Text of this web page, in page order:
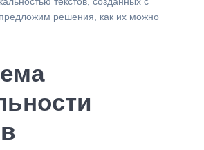
решения, как их можно